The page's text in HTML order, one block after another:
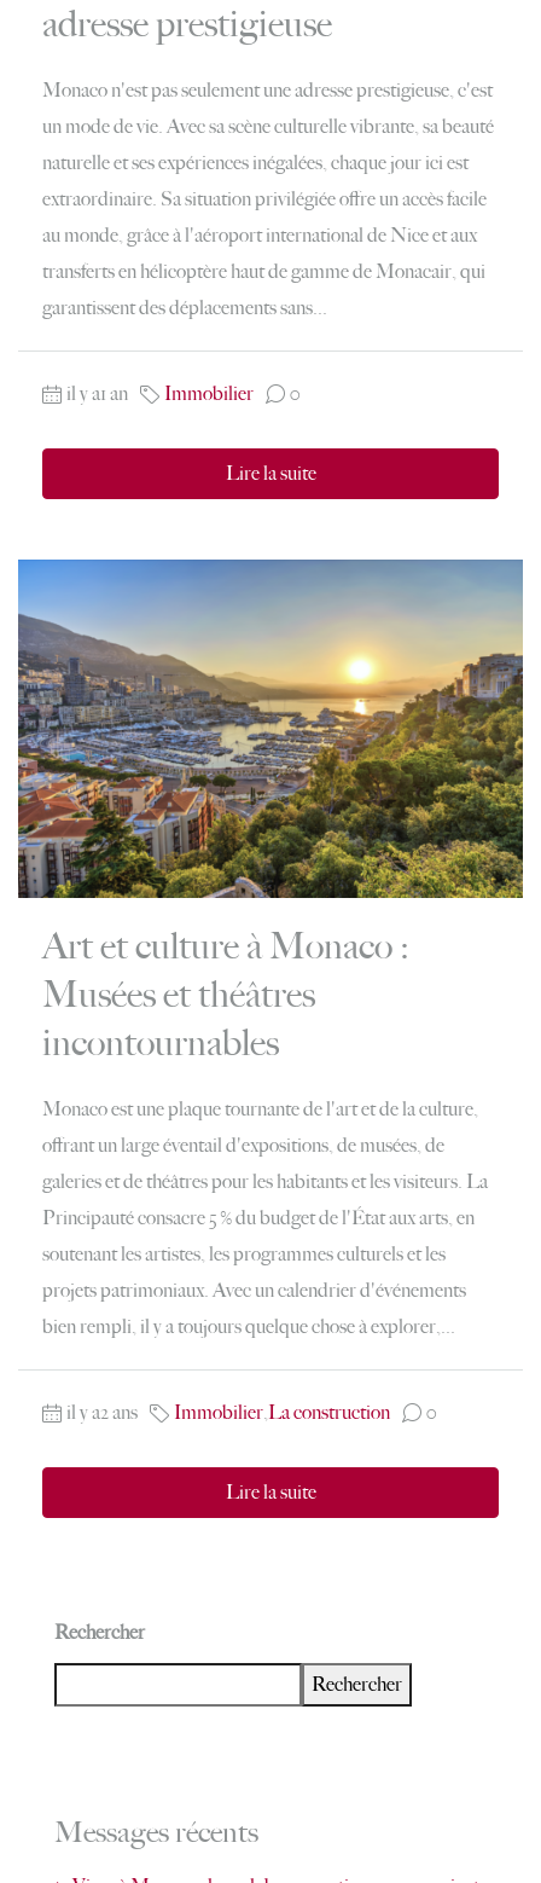
adresse prestigieuse
Monaco n'est pas seulement une adresse prestigieuse, c'est
un mode de vie. Avec sa scène culturelle vibrante, sa beauté
naturelle et ses expériences inégalées, chaque jour ici est
extraordinaire. Sa situation privilégiée offre un accès facile
au monde, grâce à l'aéroport international de Nice et aux
transferts en hélicoptère haut de gamme de Monacair, qui
garantissent des déplacements sans...
il y a1 an Immobilier 0
Lire la suite
Art et culture à Monaco :
Musées et théâtres
incontournables
Monaco est une plaque tournante de l'art et de la culture,
offrant un large éventail d'expositions, de musées, de
galeries et de théâtres pour les habitants et les visiteurs. La
Principauté consacre 5 % du budget de l'État aux arts, en
soutenant les artistes, les programmes culturels et les
projets patrimoniaux. Avec un calendrier d'événements
bien rempli, il y a toujours quelque chose à explorer,...
il y a2 ans Immobilier La construction 0
Lire la suite
Rechercher
Rechercher
Messages récents